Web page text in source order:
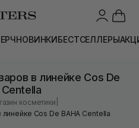
НОВИНКИБЕСТСЕЛЛЕРЫ
в линейке Cos De
косметики
линейке Cos De BAHA Centella